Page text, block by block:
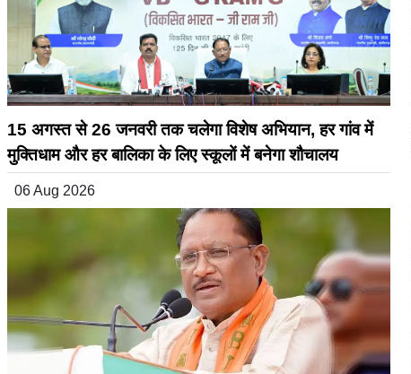
15 अगस्त से 26 जनवरी तक चलेगा विशेष अभियान, हर गांव में
मुक्तिधाम और हर बालिका के लिए स्कूलों में बनेगा शौचालय
06 Aug 2026